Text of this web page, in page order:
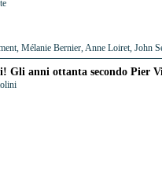
Mélanie Bernier, Anne Loiret, John
Gli anni ottanta secondo Pier